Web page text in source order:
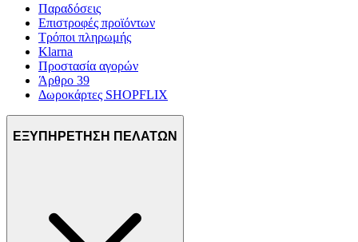
Παραδόσεις
Επιστροφές προϊόντων
Τρόποι πληρωμής
Klarna
Προστασία αγορών
Άρθρο 39
Δωροκάρτες SHOPFLIX
ΕΞΥΠΗΡΕΤΗΣΗ ΠΕΛΑΤΩΝ